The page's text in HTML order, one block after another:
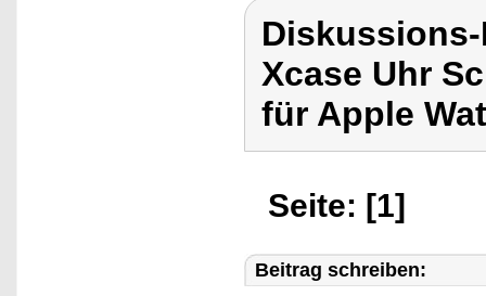
Xcase Uhr
für Apple
Seite: [1]
Beitrag schreiben: